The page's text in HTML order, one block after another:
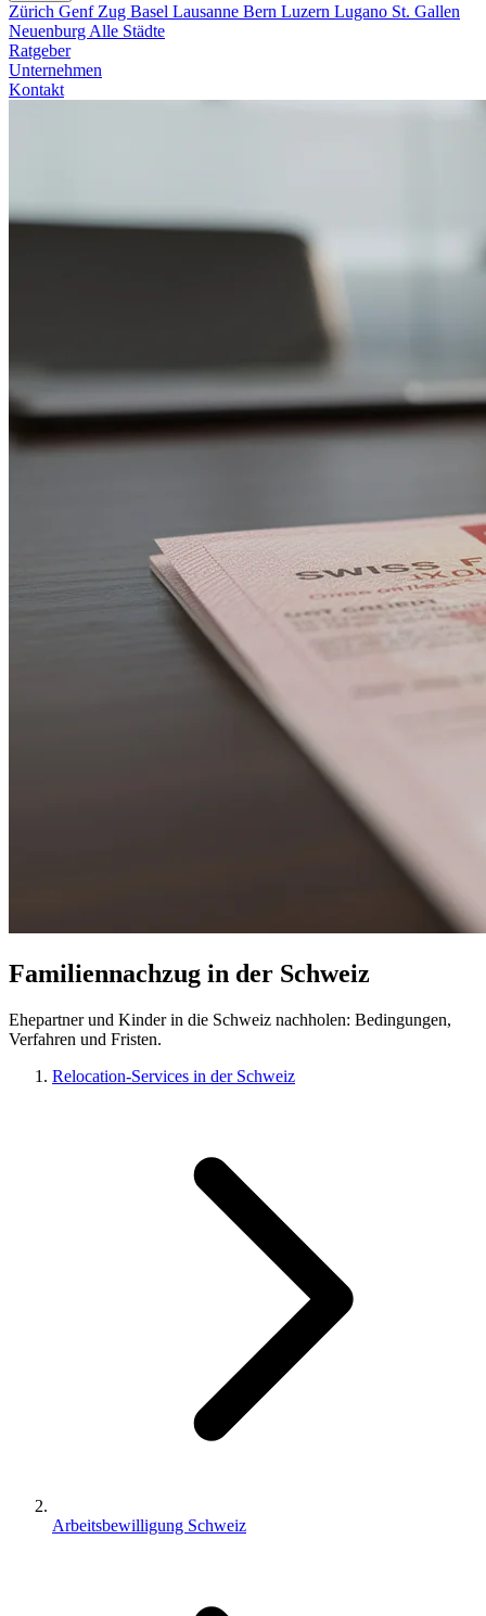
Zürich Genf Zug Basel Lausanne Bern Luzern Lugano St. Gallen
Neuenburg Alle Städte
Ratgeber
Unternehmen
Kontakt
Familiennachzug in der Schweiz
Ehepartner und Kinder in die Schweiz nachholen: Bedingungen,
Verfahren und Fristen.
Relocation-Services in der Schweiz
Arbeitsbewilligung Schweiz